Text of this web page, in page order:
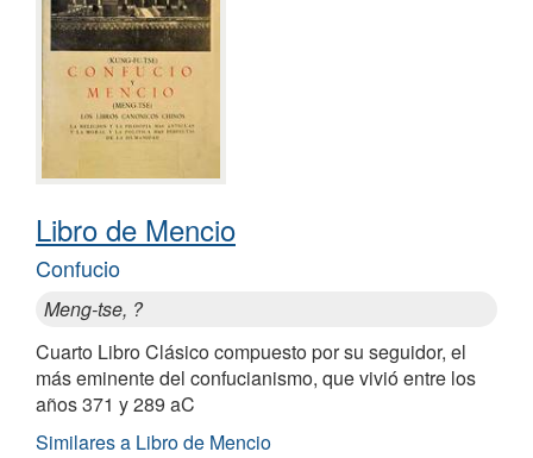
Libro de Mencio
Confucio
Meng-tse, ?
Cuarto Libro Clásico compuesto por su seguidor, el
más eminente del confucianismo, que vivió entre los
años 371 y 289 aC
Similares a Libro de Mencio